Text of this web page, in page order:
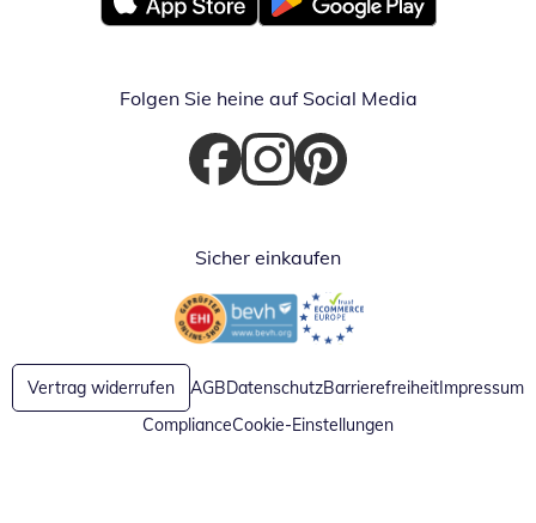
Öffnet in neuem FensterÖffnet in neuem Fenster
Folgen Sie heine auf Social Media
Öffnet in neuem Fenster
Öffnet in neuem Fenster
Öffnet in neuem Fenster
Sicher einkaufen
Öffnet in neuem FensterÖffnet in neuem Fenster
Vertrag widerrufen AGBDatenschutzBarrierefreiheitImpressum
ComplianceCookie-Einstellungen